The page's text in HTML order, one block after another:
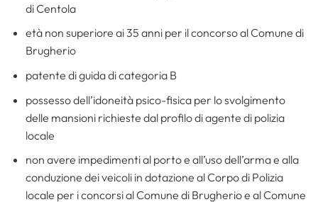
di Centola
età non superiore ai 35 anni per il concorso al Comune di
Brugherio
patente di guida di categoria B
possesso dell’idoneità psico-fisica per lo svolgimento
delle mansioni richieste dal profilo di agente di polizia
locale
non avere impedimenti al porto e all’uso dell’arma e alla
conduzione dei veicoli in dotazione al Corpo di Polizia
locale per i concorsi al Comune di Brugherio e al Comune